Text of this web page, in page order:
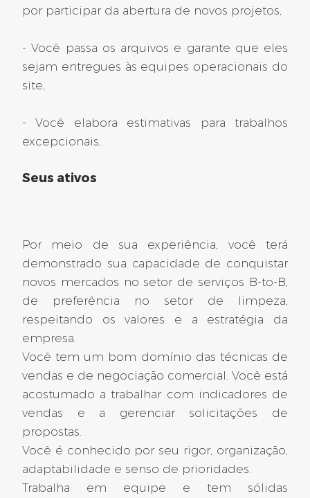
CONTRATO POR TEMPO INDETERMINADO
502 dias atrás
Desenhista de projetos de
Ref: 2025-12283
502 dias atrás
Cote d'Or (21)
Gerente de projetos de
eletricidade nuclear F/H
Ref: 2025-12629
Dijon
CONTRATO POR TEMPO INDETERMINADO
por participar da abertura de novos projetos,
- Você passa os arquivos e garante que eles
sejam entregues às equipes operacionais do
site,
- Você elabora estimativas para trabalhos
excepcionais,
Seus ativos
Por meio de sua experiência, você terá
demonstrado sua capacidade de conquistar
novos mercados no setor de serviços B-to-B,
de preferência no setor de limpeza,
respeitando os valores e a estratégia da
empresa.
Você tem um bom domínio das técnicas de
vendas e de negociação comercial. Você está
acostumado a trabalhar com indicadores de
vendas e a gerenciar solicitações de
propostas.
Você é conhecido por seu rigor, organização,
adaptabilidade e senso de prioridades.
Trabalha em equipe e tem sólidas